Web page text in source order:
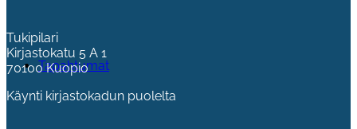
Tapahtumat
Tukipilari
Kirjastokatu 5 A 1
70100 Kuopio
Käynti kirjastokadun puolelta